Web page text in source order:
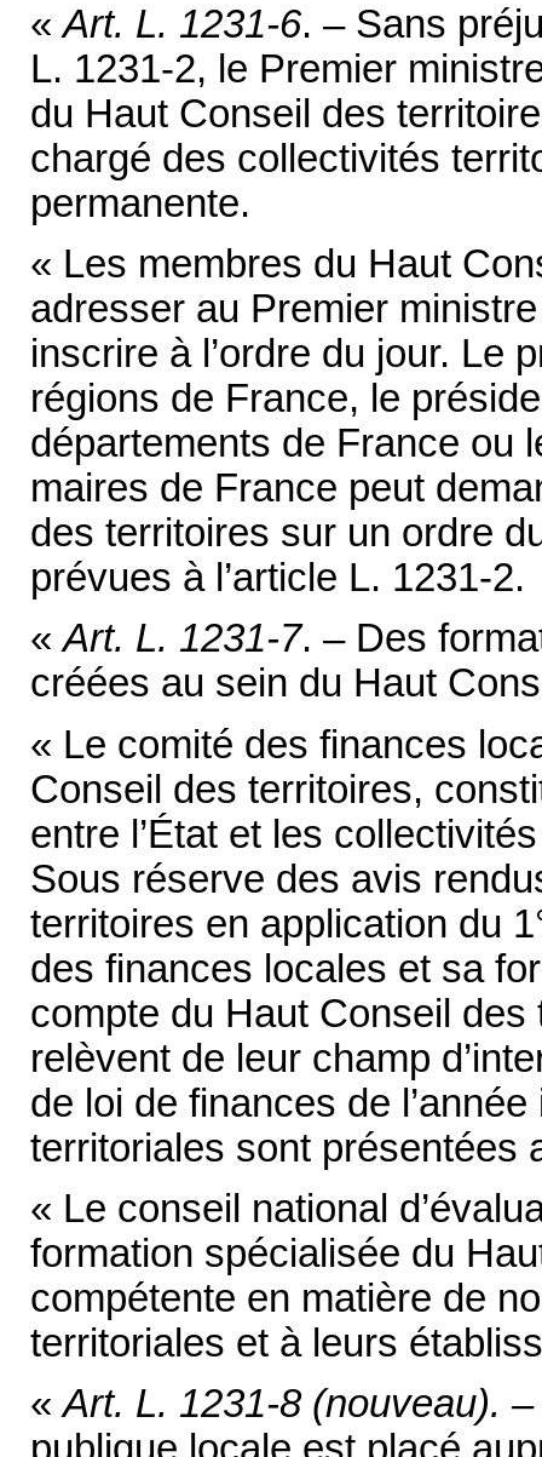
«Art. L. 1231-6. – Sans
L. 1231-2, le Premier
du Haut Conseil des
chargé des collectivités
permanente.
« Les membres du Haut
adresser au Premier
inscrire à l’ordre du jour. Le
régions de France, le
départements de France ou
maires de France peut
des territoires sur un ordre
prévues à l’article L. 1231-2.
«Art. L. 1231-7. – Des
créées au sein du Haut
« Le comité des finances
Conseil des territoires,
entre l’État et les
Sous réserve des avis
territoires en application du
des finances locales et sa
compte du Haut Conseil
relèvent de leur champ
de loi de finances de
territoriales sont présentées
« Le conseil national
formation spécialisée du
compétente en matière de
territoriales et à leurs
«Art. L. 1231-8 (nouveau).